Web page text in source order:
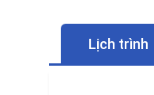
Lịch trình